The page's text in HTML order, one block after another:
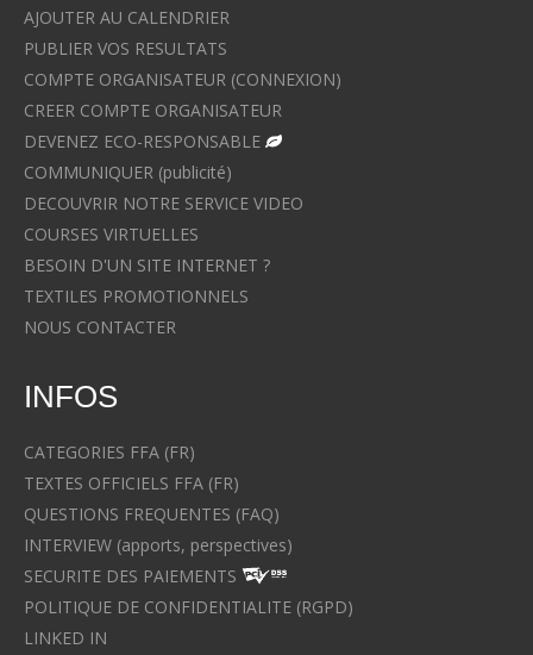
AJOUTER AU CALENDRIER
PUBLIER VOS RESULTATS
COMPTE ORGANISATEUR (CONNEXION)
CREER COMPTE ORGANISATEUR
DEVENEZ ECO-RESPONSABLE
COMMUNIQUER (publicité)
DECOUVRIR NOTRE SERVICE VIDEO
COURSES VIRTUELLES
BESOIN D'UN SITE INTERNET ?
TEXTILES PROMOTIONNELS
NOUS CONTACTER
INFOS
CATEGORIES FFA (FR)
TEXTES OFFICIELS FFA (FR)
QUESTIONS FREQUENTES (FAQ)
INTERVIEW (apports, perspectives)
SECURITE DES PAIEMENTS
POLITIQUE DE CONFIDENTIALITE (RGPD)
LINKED IN